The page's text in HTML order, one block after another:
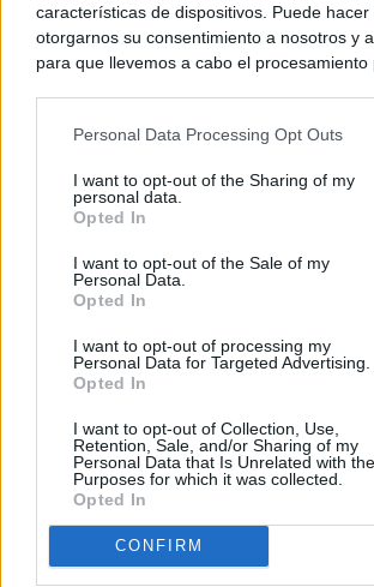
características de dispositivos. Puede hacer
otorgarnos su consentimiento a nosotros y
para que llevemos a cabo el procesamiento
negar su consentimiento. Tenga en cuenta
de su consentimiento, pero usted tiene el
rechazar tal procesamiento. Sus
cualquier momento entrando de nuevo en
visitando nuestra política de privacidad.
Personal Data Processing Opt Outs
I want to opt-out of the Sharing of my
personal data.
Opted In
I want to opt-out of the Sale of my
Personal Data.
Opted In
I want to opt-out of processing my
Personal Data for Targeted Advertising.
Opted In
I want to opt-out of Collection, Use,
Retention, Sale, and/or Sharing of my
Personal Data that Is Unrelated with the
Purposes for which it was collected.
Opted In
CONFIRM